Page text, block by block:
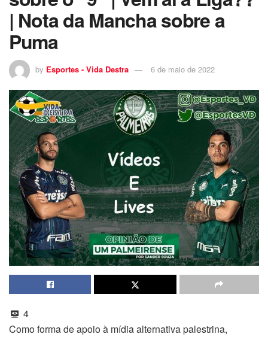
| Nota da Mancha sobre a
Puma
by Esportes - Vida Destra 6 de maio de 2022
4
Como forma de apoio à mídia alternativa palestrina,